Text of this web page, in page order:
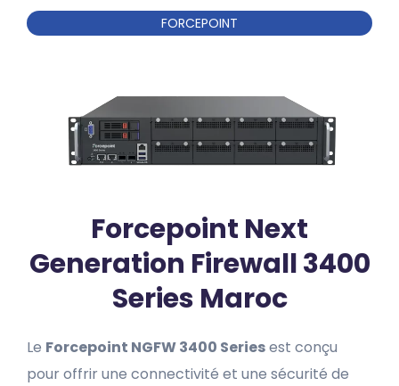
FORCEPOINT
Forcepoint Next
Generation Firewall 3400
Series Maroc
Le Forcepoint NGFW 3400 Seriesest conçu
pour offrir une connectivité et une sécurité de